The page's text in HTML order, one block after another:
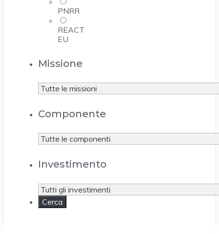
PNRR
REACT
EU
Missione
Componente
Investimento